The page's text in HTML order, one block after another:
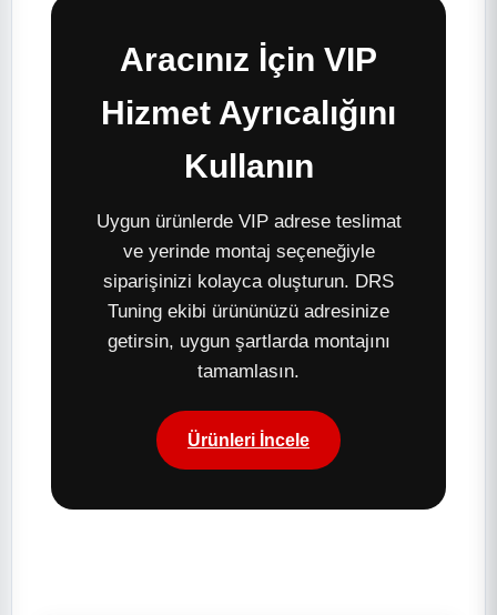
Aracınız İçin VIP
Hizmet Ayrıcalığını
Kullanın
Uygun ürünlerde VIP adrese teslimat
ve yerinde montaj seçeneğiyle
siparişinizi kolayca oluşturun. DRS
Tuning ekibi ürününüzü adresinize
getirsin, uygun şartlarda montajını
tamamlasın.
Ürünleri İncele